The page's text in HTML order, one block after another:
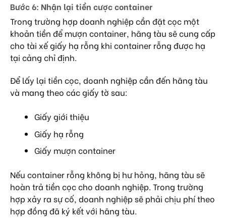
Bước 6: Nhận lại tiền cược container
Trong trường hợp doanh nghiệp cần đặt cọc một
khoản tiền để mượn container, hãng tàu sẽ cung cấp
cho tài xế giấy hạ rỗng khi container rỗng được hạ
tại cảng chỉ định.
Để lấy lại tiền cọc, doanh nghiệp cần đến hãng tàu
và mang theo các giấy tờ sau:
Giấy giới thiệu
Giấy hạ rỗng
Giấy mượn container
Nếu container rỗng không bị hư hỏng, hãng tàu sẽ
hoàn trả tiền cọc cho doanh nghiệp. Trong trường
hợp xảy ra sự cố, doanh nghiệp sẽ phải chịu phí theo
hợp đồng đã ký kết với hãng tàu.